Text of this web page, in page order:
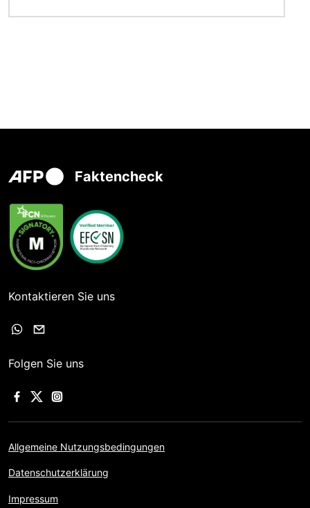
Faktencheck
Kontaktieren Sie uns
Folgen Sie uns
Allgemeine Nutzungsbedingungen
Datenschutzerklärung
Impressum